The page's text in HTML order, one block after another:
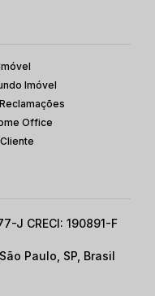
Imóvel
Office
J CRECI: 190891-F
São Paulo, SP, Brasil